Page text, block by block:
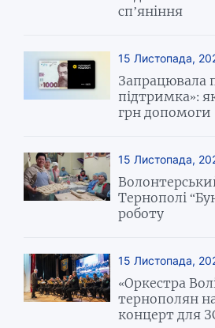
сп’яніння
15 Листопада,
Запрацювала
підтримка»:
грн допомоги
15 Листопада,
Тернополі
роботу
15 Листопада,
«Оркестра
тернополян
концерт для